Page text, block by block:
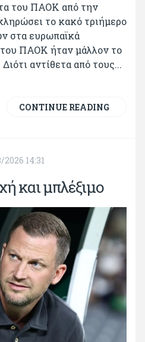
του ΠΑΟΚ από την
το κακό τριήμερο
στα ευρωπαϊκά
ΠΑΟΚ ήταν μάλλον το
αντίθετα από τους...
CONTINUE READING
14:31
και μπλέξιμο